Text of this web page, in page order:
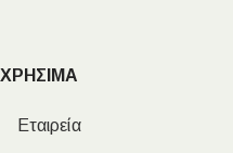
ΧΡΗΣΙΜΑ
Εταιρεία